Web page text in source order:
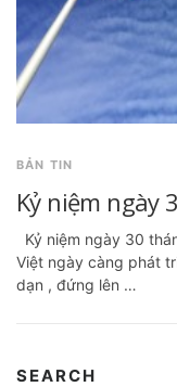
BẢN TIN
Kỷ niệm ngày
Kỷ niệm ngày 30
Việt ngày càng phát
dạn , đứng lên …
SEARCH